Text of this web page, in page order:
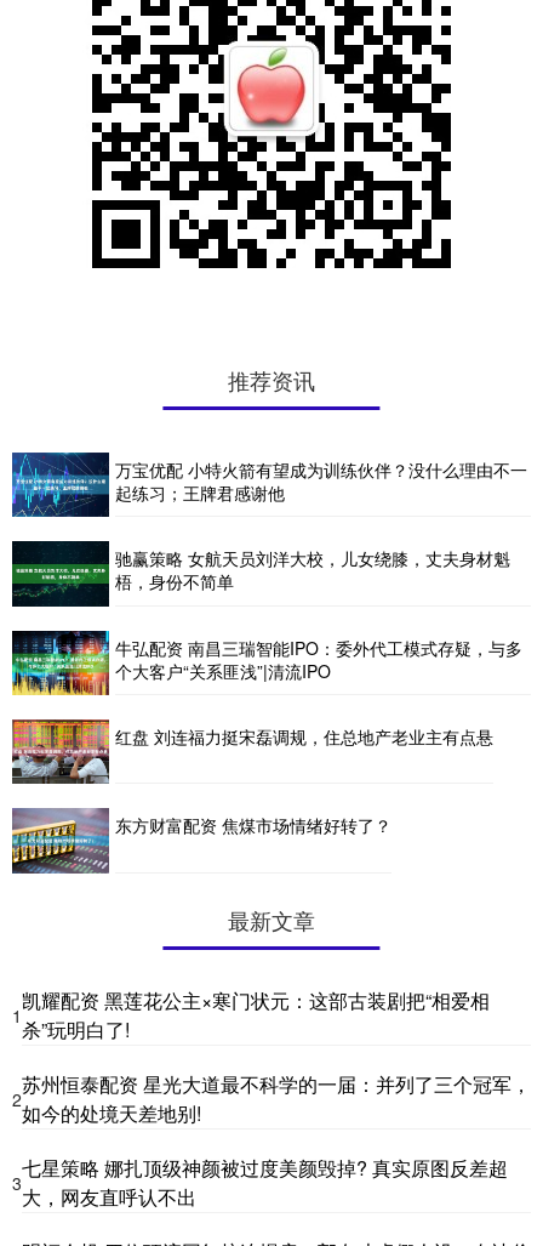
推荐资讯
万宝优配 小特火箭有望成为训练伙伴？没什么理由不一
起练习；王牌君感谢他
驰赢策略 女航天员刘洋大校，儿女绕膝，丈夫身材魁
梧，身份不简单
牛弘配资 南昌三瑞智能IPO：委外代工模式存疑，与多
个大客户“关系匪浅”|清流IPO
红盘 刘连福力挺宋磊调规，住总地产老业主有点悬
东方财富配资 焦煤市场情绪好转了？
最新文章
1
凯耀配资 黑莲花公主×寒门状元：这部古装剧把“相爱相
杀”玩明白了!
2
苏州恒泰配资 星光大道最不科学的一届：并列了三个冠军，
如今的处境天差地别!
3
七星策略 娜扎顶级神颜被过度美颜毁掉? 真实原图反差超
大，网友直呼认不出